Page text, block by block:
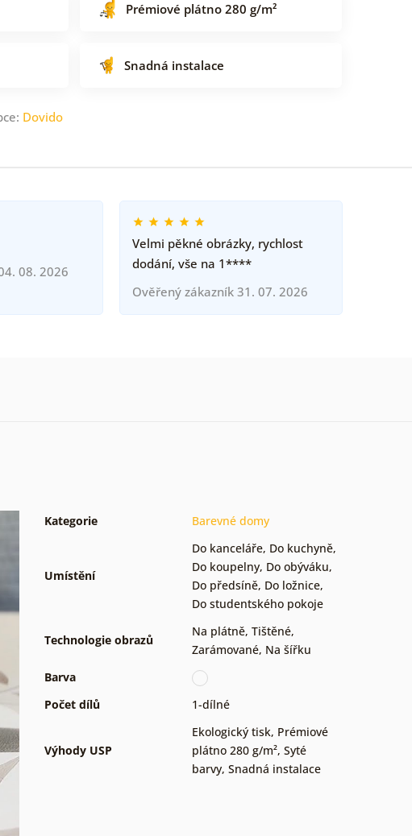
Prémiové plátno 280 g/m²
Snadná instalace
Dovido
08. 2026
Velmi pěkné obrázky, rychlost
dodání, vše na 1****
Ověřený zákazník 31. 07. 2026
Kategorie Barevné domy
Umístění
Do kanceláře, Do kuchyně,
Do koupelny, Do obýváku,
Do předsíně, Do ložnice,
Do studentského pokoje
Technologie obrazů
Na plátně, Tištěné,
Zarámované, Na šířku
Barva
Počet dílů
1-dílné
Výhody USP
Ekologický tisk, Prémiové
plátno 280 g/m², Syté
barvy, Snadná instalace